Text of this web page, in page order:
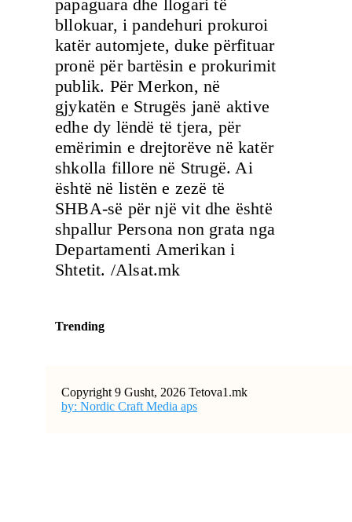
papaguara dhe llogari të
bllokuar, i pandehuri prokuroi
katër automjete, duke përfituar
pronë për bartësin e prokurimit
publik. Për Merkon, në
gjykatën e Strugës janë aktive
edhe dy lëndë të tjera, për
emërimin e drejtorëve në katër
shkolla fillore në Strugë. Ai
është në listën e zezë të
SHBA-së për një vit dhe është
shpallur Persona non grata nga
Departamenti Amerikan i
Shtetit. /Alsat.mk
Trending
Copyright 9 Gusht, 2026 Tetova1.mk
by: Nordic Craft Media aps